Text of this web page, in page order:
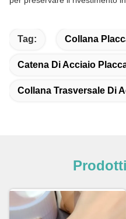
Tag: Collana
Catena Di Acciaio
Collana Trasversale Di